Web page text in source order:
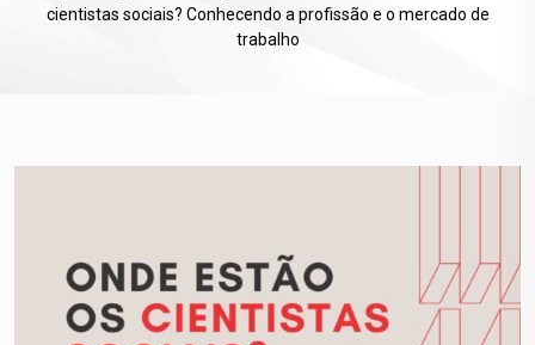
cientistas sociais? Conhecendo a profissão e o mercado de
trabalho